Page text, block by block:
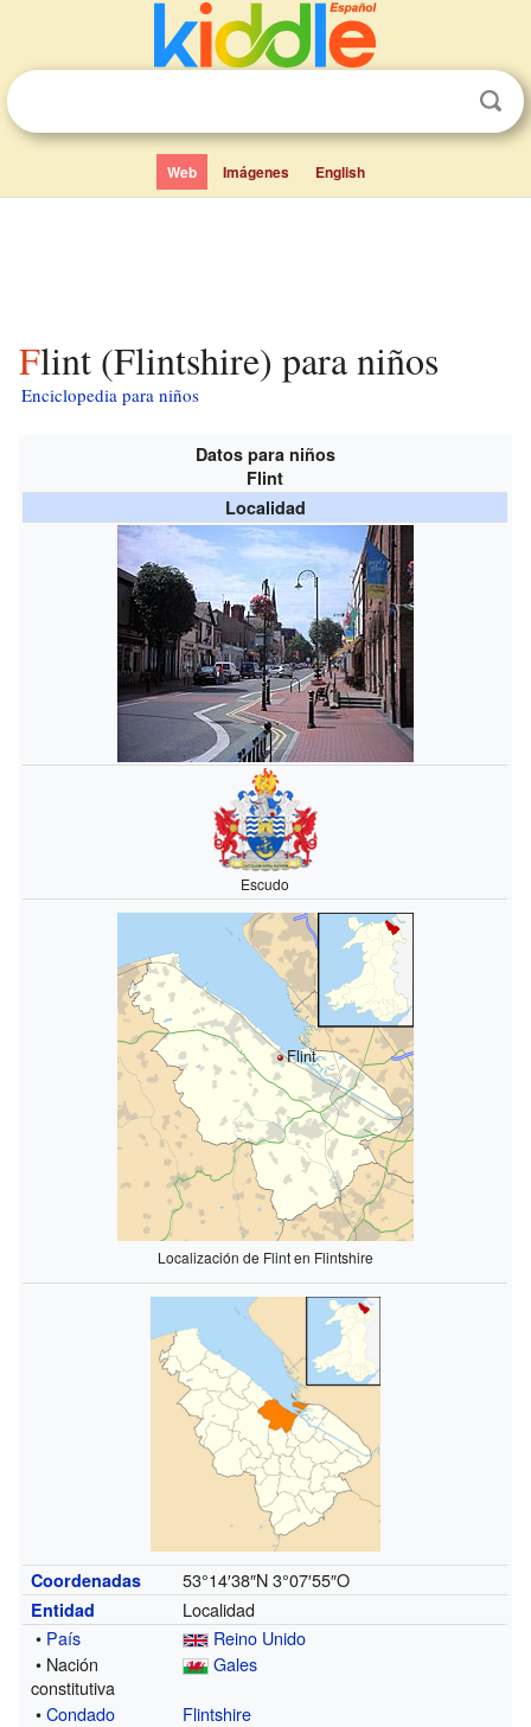
Web Imágenes English
Flint (Flintshire) para niños
Enciclopedia para niños
Datos para niños
Flint
Localidad
Escudo
Flint
Localización de Flint en Flintshire
Coordenadas 53°14′38″N 3°07′55″O
Entidad
Localidad
• País
Reino Unido
• Nación
constitutiva
Gales
•Condado Flintshire